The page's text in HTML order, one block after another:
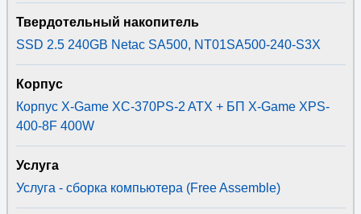
Твердотельный накопитель
SSD 2.5 240GB Netac SA500, NT01SA500-240-S3X
Корпус
Корпус X-Game XC-370PS-2 ATX + БП X-Game XPS-
400-8F 400W
Услуга
Услуга - сборка компьютера (Free Assemble)